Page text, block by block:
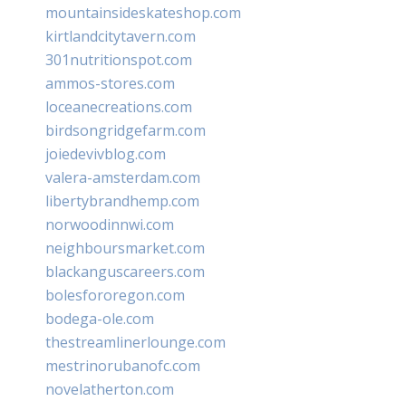
mountainsideskateshop.com
kirtlandcitytavern.com
301nutritionspot.com
ammos-stores.com
loceanecreations.com
birdsongridgefarm.com
joiedevivblog.com
valera-amsterdam.com
libertybrandhemp.com
norwoodinnwi.com
neighboursmarket.com
blackanguscareers.com
bolesfororegon.com
bodega-ole.com
thestreamlinerlounge.com
mestrinorubanofc.com
novelatherton.com